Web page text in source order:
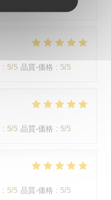
: 5/5 品質-価格 : 5/5
: 5/5 品質-価格 : 5/5
: 5/5 品質-価格 : 5/5